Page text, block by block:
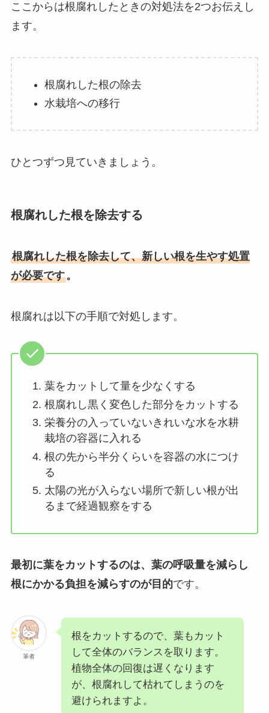
ここからは根腐れしたときの対処法を2つお伝えし
ます。
根腐れした根の除去
水栽培への移行
ひとつずつ見ていきましょう。
根腐れした根を除去する
根腐れした根を除去して、新しい根を生やす処置
が必要です。
根腐れは以下の手順で対処します。
葉をカットして量を少なくする
根腐れし黒く変色した部分をカットする
栄養分の入っていないきれいな水を水耕
栽培の容器に入れる
根の先から半分くらいを容器の水につけ
る
太陽の光が入らない場所で新しい根が出
るまで経過観察をする
最初に葉をカットするのは、葉の呼吸量を減らし
根にかかる負担を減らすのが目的です。
筆者
根をカットするので、葉もカット
して全体のバランスを取ります。
植物全体の回復は遅くなります
が、根腐れして枯れてしまうのを
避けられますよ。